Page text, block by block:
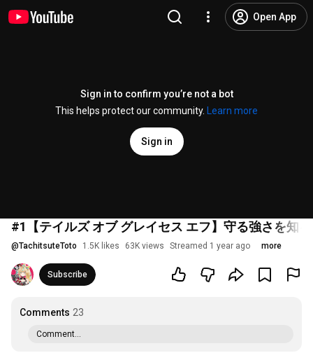
Open App
Sign in to confirm you’re not a bot
This helps protect our community.
Learn more
Sign in
#1【テイルズ オブ グレイセス エフ】守る強さを知
@TachitsuteToto 1.5K likes 63K views Streamed 1 year ago more
Subscribe
Comments 23
Comment...